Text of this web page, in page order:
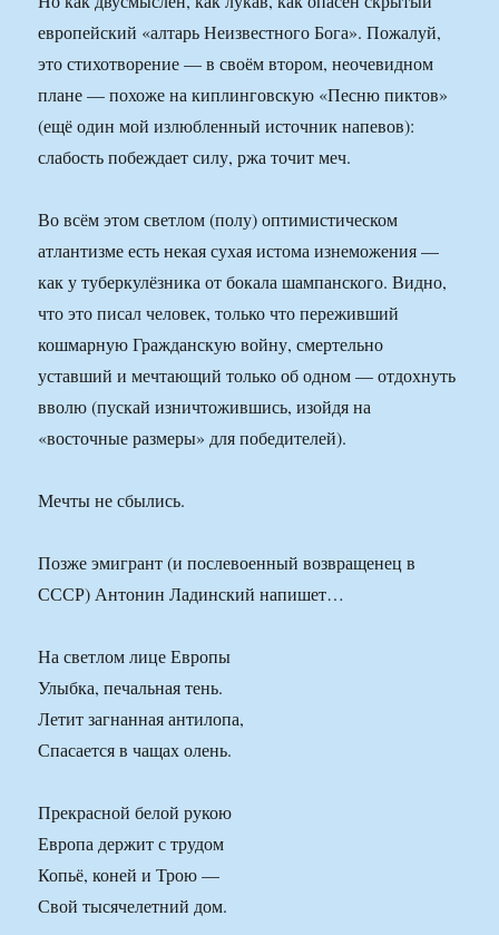
европейский «алтарь Неизвестного Бога». Пожалуй,
это стихотворение — в своём втором, неочевидном
плане — похоже на киплинговскую «Песню пиктов»
(ещё один мой излюбленный источник напевов):
слабость побеждает силу, ржа точит меч.
Во всём этом светлом (полу) оптимистическом
атлантизме есть некая сухая истома изнеможения —
как у туберкулёзника от бокала шампанского. Видно,
что это писал человек, только что переживший
кошмарную Гражданскую войну, смертельно
уставший и мечтающий только об одном — отдохнуть
вволю (пускай изничтожившись, изойдя на
«восточные размеры» для победителей).
Мечты не сбылись.
Позже эмигрант (и послевоенный возвращенец в
СССР) Антонин Ладинский напишет…
На светлом лице Европы
Улыбка, печальная тень.
Летит загнанная антилопа,
Спасается в чащах олень.
Прекрасной белой рукою
Европа держит с трудом
Копьё, коней и Трою —
Свой тысячелетний дом.